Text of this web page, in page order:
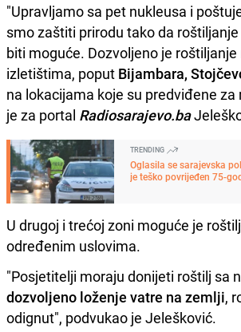
"Upravljamo sa pet nukleusa i
smo zaštiti prirodu tako da
biti moguće. Dozvoljeno je
izletištima, poput Bijambara,
na lokacijama koje su predviđene
je za portal Radiosarajevo.ba
TRENDING
Oglasila se sarajevska
je teško povrijeđen 75-
U drugoj i trećoj zoni moguće je
određenim uslovima.
"Posjetitelji moraju donijeti roštilj sa
dozvoljeno loženje vatre na zemlji,
odignut", podvukao je Jelešković.